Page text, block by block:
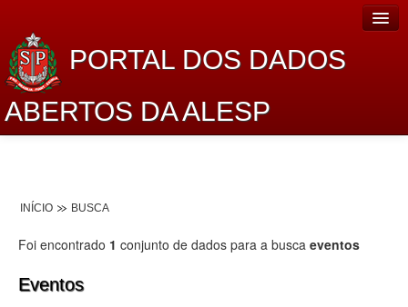
PORTAL DOS DADOS
ABERTOS DA ALESP
Lei de Acesso à Informação
Dados Governamentais Abertos
INÍCIO BUSCA
Foi encontrado 1 conjunto de dados para a busca eventos
Eventos